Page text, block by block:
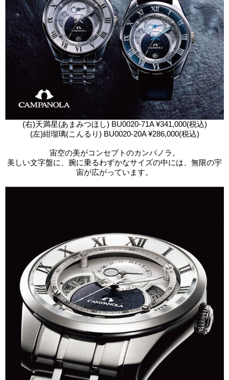
(右)天満星(あまみつほし) BU0020-71A ¥341,000(税込)
(左)紺瑠璃(こんるり) BU0020-20A ¥286,000(税込)
宙空の美がコンセプトのカンパノラ。
美しい文字盤に、腕に乗るわずかなサイズの中には、無限の宇
宙が広がっています。